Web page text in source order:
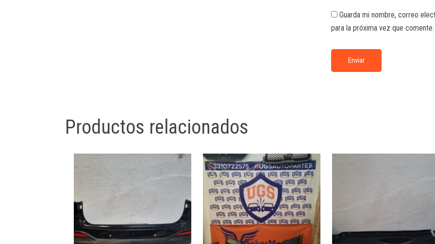
Guarda mi nombre, correo
para la próxima vez que comente.
Productos relacionados